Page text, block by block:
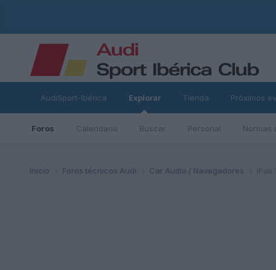
AudiSport-Ibérica Explorar
Foros Calendario Buscar Personal Normas
Tienda Próximos
Inicio Foros técnicos Audi Car Audio / Navegadores